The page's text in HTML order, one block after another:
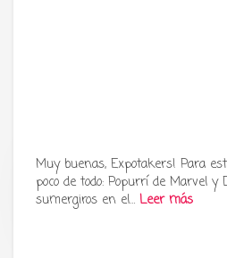
Tu radio y podcast
anime y cultura
Muy buenas, Expotakers! Para
poco de todo: Popurrí de Marvel y
sumergiros en el… Leer más